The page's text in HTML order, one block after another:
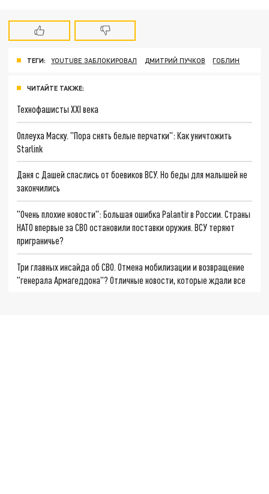
ТЕГИ: YOUTUBE ЗАБЛОКИРОВАЛ ДМИТРИЙ ПУЧКОВ ГОБЛИН
ЧИТАЙТЕ ТАКЖЕ:
Технофашисты XXI века
Оплеуха Маску. "Пора снять белые перчатки": Как уничтожить
Starlink
Даня с Дашей спаслись от боевиков ВСУ. Но беды для малышей не
закончились
"Очень плохие новости": Большая ошибка Palantir в России. Страны
НАТО впервые за СВО остановили поставки оружия. ВСУ теряют
приграничье?
Три главных инсайда об СВО. Отмена мобилизации и возвращение
"генерала Армагеддона"? Отличные новости, которые ждали все